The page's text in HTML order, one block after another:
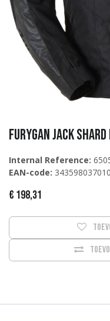
Furygan Jack Shard
Internal Reference:
EAN-code:
€ 198,31